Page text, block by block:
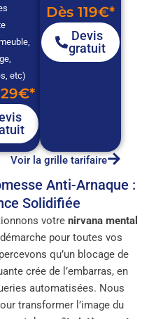
etc)
Dès 119€*
Devis
gratuit
Voir la grille tarifaire
Anti-Arnaque :
Solidifiée
votre nirvana mental
pour toutes vos
qu’un blocage de
crée de l’embarras, en
automatisées. Nous
transformer l’image du